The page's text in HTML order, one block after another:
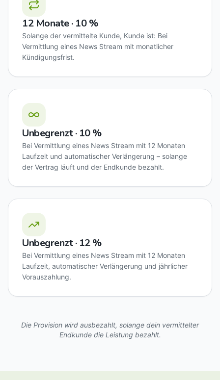
12 Monate · 10 %
Solange der vermittelte Kunde, Kunde ist: Bei
Vermittlung eines News Stream mit monatlicher
Kündigungsfrist.
Unbegrenzt · 10 %
Bei Vermittlung eines News Stream mit 12 Monaten
Laufzeit und automatischer Verlängerung – solange
der Vertrag läuft und der Endkunde bezahlt.
Unbegrenzt · 12 %
Bei Vermittlung eines News Stream mit 12 Monaten
Laufzeit, automatischer Verlängerung und jährlicher
Vorauszahlung.
Die Provision wird ausbezahlt, solange dein vermittelter
Endkunde die Leistung bezahlt.